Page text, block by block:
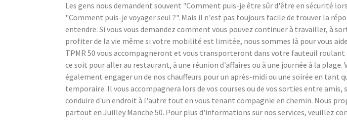
Les gens nous demandent souvent "Comment puis-je être sûr d'être en sécurité
"Comment puis-je voyager seul ?". Mais il n'est pas toujours facile de trouver la
entendre. Si vous vous demandez comment vous pouvez continuer à travailler, à
profiter de la vie même si votre mobilité est limitée, nous sommes là pour vous
TPMR 50 vous accompagneront et vous transporteront dans votre fauteuil roulant
ce soit pour aller au restaurant, à une réunion d'affaires ou à une journée à la plage.
également engager un de nos chauffeurs pour un après-midi ou une soirée en tant
temporaire. Il vous accompagnera lors de vos courses ou de vos sorties entre amis,
conduire d'un endroit à l'autre tout en vous tenant compagnie en chemin. Nous
partout en Juilley Manche 50. Pour plus d'informations sur nos services, veuillez